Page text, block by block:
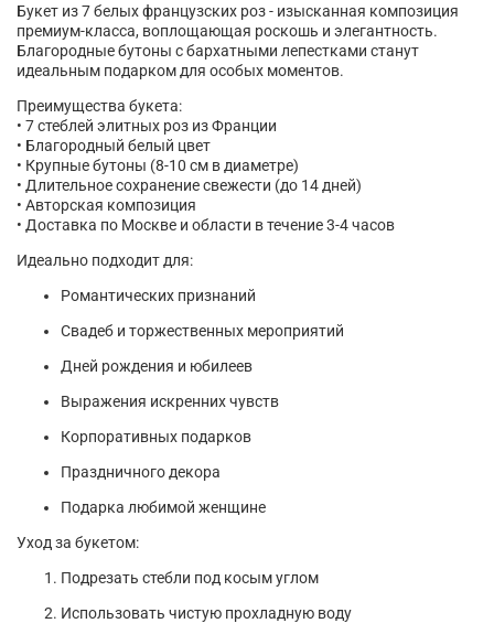
Букет из 7 белых французских роз - изысканная композиция
премиум-класса, воплощающая роскошь и элегантность.
Благородные бутоны с бархатными лепестками станут
идеальным подарком для особых моментов.
Преимущества букета:
• 7 стеблей элитных роз из Франции
• Благородный белый цвет
• Крупные бутоны (8-10 см в диаметре)
• Длительное сохранение свежести (до 14 дней)
• Авторская композиция
• Доставка по Москве и области в течение 3-4 часов
Идеально подходит для:
Романтических признаний
Свадеб и торжественных мероприятий
Дней рождения и юбилеев
Выражения искренних чувств
Корпоративных подарков
Праздничного декора
Подарка любимой женщине
Уход за букетом:
Подрезать стебли под косым углом
Использовать чистую прохладную воду